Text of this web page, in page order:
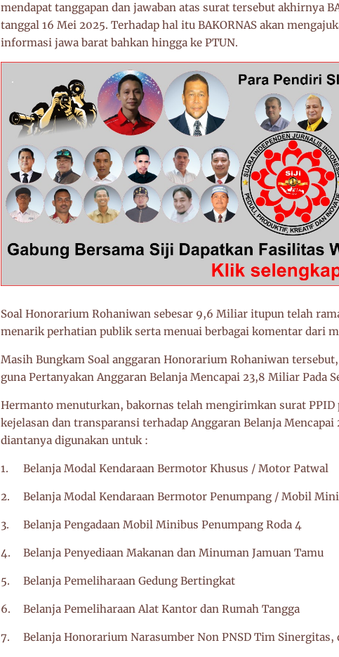
mendapat tanggapan dan jawaban atas surat tersebut akhirnya
tanggal 16 Mei 2025. Terhadap hal itu BAKORNAS akan
informasi jawa barat bahkan hingga ke PTUN.
Soal Honorarium Rohaniwan sebesar 9,6 Miliar itupun telah
menarik perhatian publik serta menuai berbagai komentar dari
Masih Bungkam Soal anggaran Honorarium Rohaniwan
guna Pertanyakan Anggaran Belanja Mencapai 23,8 Miliar Pada
Hermanto menuturkan, bakornas telah mengirimkan surat PPID
kejelasan dan transparansi terhadap Anggaran Belanja
diantanya digunakan untuk :
1. Belanja Modal Kendaraan Bermotor Khusus / Motor Patwal
2. Belanja Modal Kendaraan Bermotor Penumpang / Mobil
3. Belanja Pengadaan Mobil Minibus Penumpang Roda 4
4. Belanja Penyediaan Makanan dan Minuman Jamuan Tamu
5. Belanja Pemeliharaan Gedung Bertingkat
6. Belanja Pemeliharaan Alat Kantor dan Rumah Tangga
7. Belanja Honorarium Narasumber Non PNSD Tim Sinergitas,